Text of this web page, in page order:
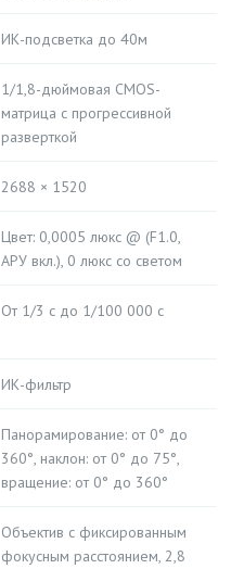
ИК-подсветка до 40м
1/1,8-дюймовая CMOS-
матрица с прогрессивной
разверткой
2688 × 1520
Цвет: 0,0005 люкс @ (F1.0,
АРУ вкл.), 0 люкс со светом
От 1/3 с до 1/100 000 с
ИК-фильтр
Панорамирование: от 0° до
360°, наклон: от 0° до 75°,
вращение: от 0° до 360°
Объектив с фиксированным
фокусным расстоянием, 2,8